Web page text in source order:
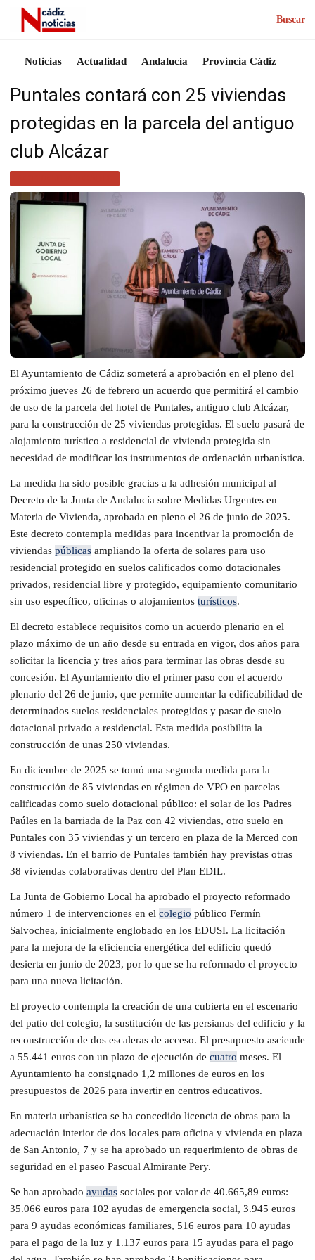
Buscar
Noticias Actualidad Andalucía Provincia Cádiz
Puntales contará con 25 viviendas
protegidas en la parcela del antiguo
club Alcázar
El Ayuntamiento de Cádiz someterá a aprobación en el pleno del
próximo jueves 26 de febrero un acuerdo que permitirá el cambio
de uso de la parcela del hotel de Puntales, antiguo club Alcázar,
para la construcción de 25 viviendas protegidas. El suelo pasará de
alojamiento turístico a residencial de vivienda protegida sin
necesidad de modificar los instrumentos de ordenación urbanística.
La medida ha sido posible gracias a la adhesión municipal al
Decreto de la Junta de Andalucía sobre Medidas Urgentes en
Materia de Vivienda, aprobada en pleno el 26 de junio de 2025.
Este decreto contempla medidas para incentivar la promoción de
viviendas públicas ampliando la oferta de solares para uso
residencial protegido en suelos calificados como dotacionales
privados, residencial libre y protegido, equipamiento comunitario
sin uso específico, oficinas o alojamientos turísticos.
El decreto establece requisitos como un acuerdo plenario en el
plazo máximo de un año desde su entrada en vigor, dos años para
solicitar la licencia y tres años para terminar las obras desde su
concesión. El Ayuntamiento dio el primer paso con el acuerdo
plenario del 26 de junio, que permite aumentar la edificabilidad de
determinados suelos residenciales protegidos y pasar de suelo
dotacional privado a residencial. Esta medida posibilita la
construcción de unas 250 viviendas.
En diciembre de 2025 se tomó una segunda medida para la
construcción de 85 viviendas en régimen de VPO en parcelas
calificadas como suelo dotacional público: el solar de los Padres
Paúles en la barriada de la Paz con 42 viviendas, otro suelo en
Puntales con 35 viviendas y un tercero en plaza de la Merced con
8 viviendas. En el barrio de Puntales también hay previstas otras
38 viviendas colaborativas dentro del Plan EDIL.
La Junta de Gobierno Local ha aprobado el proyecto reformado
número 1 de intervenciones en el colegio público Fermín
Salvochea, inicialmente englobado en los EDUSI. La licitación
para la mejora de la eficiencia energética del edificio quedó
desierta en junio de 2023, por lo que se ha reformado el proyecto
para una nueva licitación.
El proyecto contempla la creación de una cubierta en el escenario
del patio del colegio, la sustitución de las persianas del edificio y la
reconstrucción de dos escaleras de acceso. El presupuesto asciende
a 55.441 euros con un plazo de ejecución de cuatro meses. El
Ayuntamiento ha consignado 1,2 millones de euros en los
presupuestos de 2026 para invertir en centros educativos.
En materia urbanística se ha concedido licencia de obras para la
adecuación interior de dos locales para oficina y vivienda en plaza
de San Antonio, 7 y se ha aprobado un requerimiento de obras de
seguridad en el paseo Pascual Almirante Pery.
Se han aprobado ayudas sociales por valor de 40.665,89 euros:
35.066 euros para 102 ayudas de emergencia social, 3.945 euros
para 9 ayudas económicas familiares, 516 euros para 10 ayudas
para el pago de la luz y 1.137 euros para 15 ayudas para el pago